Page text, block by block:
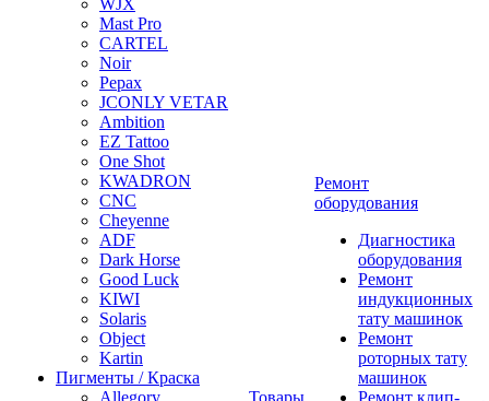
WJX
Mast Pro
CARTEL
Noir
Pepax
JCONLY VETAR
Ambition
EZ Tattoo
One Shot
KWADRON
CNC
Cheyenne
ADF
Dark Horse
Good Luck
KIWI
Solaris
Object
Kartin
Пигменты / Краска
Allegory
Товары
Ремонт
оборудования
Диагностика
оборудования
Ремонт
индукционных
тату машинок
Ремонт
роторных тату
машинок
Ремонт клип-